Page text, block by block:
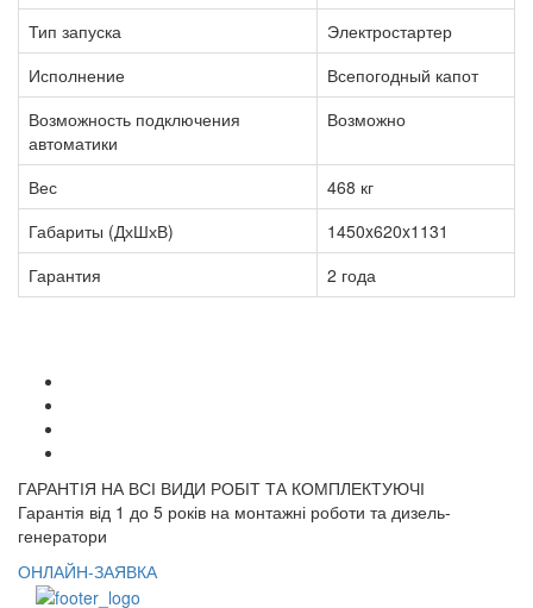
Тип запуска
Электростартер
Исполнение
Всепогодный капот
Возможность подключения
автоматики
Возможно
Вес
468 кг
Габариты (ДхШхВ)
1450x620x1131
Гарантия
2 года
ГАРАНТІЯ НА ВСІ ВИДИ РОБІТ ТА КОМПЛЕКТУЮЧІ
Гарантія від 1 до 5 років на монтажні роботи та дизель-
генератори
ОНЛАЙН-ЗАЯВКА